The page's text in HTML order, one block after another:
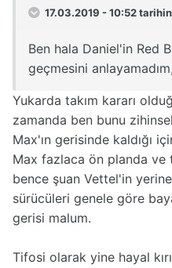
17.03.2019 - 10:52
Ben hala Daniel'in Red
geçmesini anlayamadım,
Yukarda takım kararı
zamanda ben bunu
Max'ın gerisinde kaldığı
Max fazlaca ön planda ve
bence şuan Vettel'in
sürücüleri genele göre
gerisi malum.
Tifosi olarak yine hayal